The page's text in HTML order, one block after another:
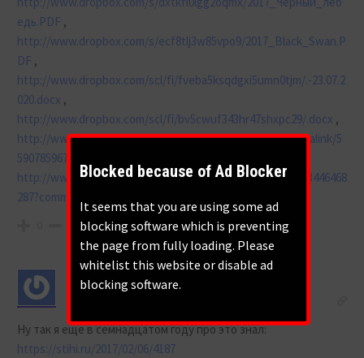
едь.PDF ,
http://www.dropbox.com/s/ecf8tlj3w85vpo9/2017_Black_Swan.P
DF ,
http://www.dropbox.com/scl/fi/fveba5ksqdgxi5umn0tjm/.-23.07.2
020.docx ,
http://www.dropbox.com/scl/fi/bv5cwuf343hr47shxpc29/.docx ,
http://www.facebook.com/groups/218763724078149/permalink/5
59078596713325
http://www.facebook.com/MaistrenkoOleg/posts/4037583446468
287?comment_id=2068628683488416 .&nbsp
Ну так я еще в семнадцатом году про это знал:
https://stihi.ru/2017/02/06/4187
Blocked because of Ad Blocker
It seems that you are using some ad
blocking software which is preventing
the page from fully loading. Please
whitelist this website or disable ad
blocking software.